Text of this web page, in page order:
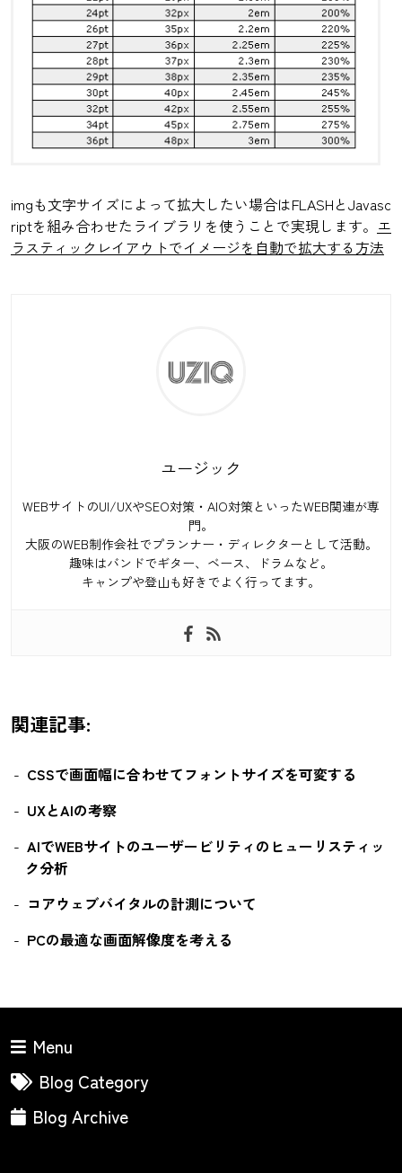
imgも文字サイズによって拡大したい場合はFLASHとJavasc
riptを組み合わせたライブラリを使うことで実現します。 エ
ラスティックレイアウトでイメージを自動で拡大する方法
ユージック
WEBサイトのUI/UXやSEO対策・AIO対策といったWEB関連が専
門。
大阪のWEB制作会社でプランナー・ディレクターとして活動。
趣味はバンドでギター、ベース、ドラムなど。
キャンプや登山も好きでよく行ってます。
関連記事:
CSSで画面幅に合わせてフォントサイズを可変する
UXとAIの考察
AIでWEBサイトのユーザービリティのヒューリスティッ
ク分析
コアウェブバイタルの計測について
PCの最適な画面解像度を考える
Menu
Blog Category
Blog Archive